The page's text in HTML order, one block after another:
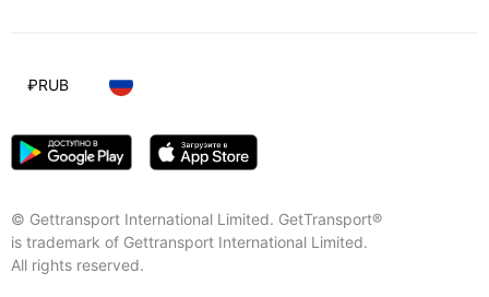
© Gettransport International Limited. GetTransport®
is trademark of Gettransport International Limited.
All rights reserved.
₽RUB